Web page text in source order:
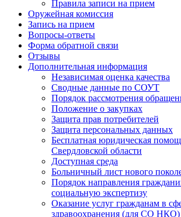
Правила записи на прием
Оружейная комиссия
Запись на прием
Вопросы-ответы
Форма обратной связи
Отзывы
Дополнительная информация
Независимая оценка качества
Сводные данные по СОУТ
Порядок рассмотрения
Положение о закупках
Защита прав потребителей
Защита персональных данных
Бесплатная юридическая
Свердловской области
Доступная среда
Больничный лист нового
Порядок направления
социальную экспертизу
Оказание услуг гражданам в
здравоохранения (для СО НКО)